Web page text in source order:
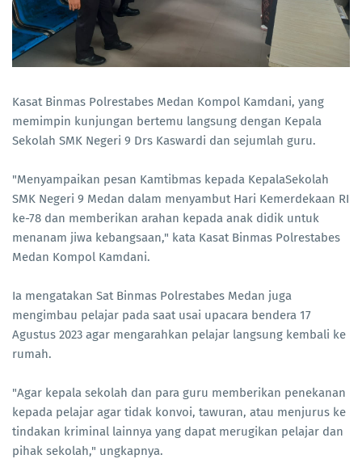
Kasat Binmas Polrestabes Medan Kompol Kamdani, yang
memimpin kunjungan bertemu langsung dengan Kepala
Sekolah SMK Negeri 9 Drs Kaswardi dan sejumlah guru.
"Menyampaikan pesan Kamtibmas kepada KepalaSekolah
SMK Negeri 9 Medan dalam menyambut Hari Kemerdekaan RI
ke-78 dan memberikan arahan kepada anak didik untuk
menanam jiwa kebangsaan," kata Kasat Binmas Polrestabes
Medan Kompol Kamdani.
Ia mengatakan Sat Binmas Polrestabes Medan juga
mengimbau pelajar pada saat usai upacara bendera 17
Agustus 2023 agar mengarahkan pelajar langsung kembali ke
rumah.
"Agar kepala sekolah dan para guru memberikan penekanan
kepada pelajar agar tidak konvoi, tawuran, atau menjurus ke
tindakan kriminal lainnya yang dapat merugikan pelajar dan
pihak sekolah," ungkapnya.